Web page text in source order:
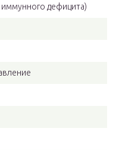
дефицита)